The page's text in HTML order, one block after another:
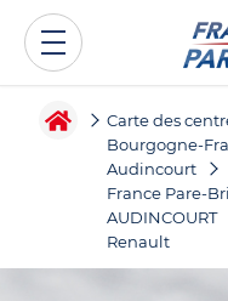
Carte des
Bourgogne-
Audincourt
France Pare-
AUDINCOURT
Renault